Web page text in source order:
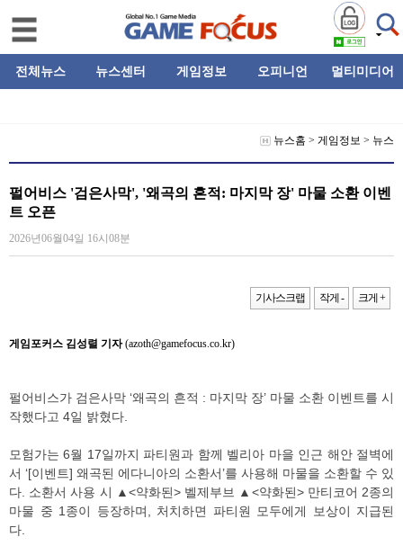
전체뉴스 뉴스센터 게임정보 오피니언 멀티미디어
뉴스홈 > 게임정보 > 뉴스
펄어비스 '검은사막', '왜곡의 흔적: 마지막 장' 마물 소환 이벤
트 오픈
2026년06월04일 16시08분
기사스크랩 작게 - 크게 +
게임포커스 김성렬 기자(azoth@gamefocus.co.kr)
펄어비스가 검은사막 ‘왜곡의 흔적 : 마지막 장’ 마물 소환 이벤트를 시
작했다고 4일 밝혔다.
모험가는 6월 17일까지 파티원과 함께 벨리아 마을 인근 해안 절벽에
서 ‘[이벤트] 왜곡된 에다니아의 소환서’를 사용해 마물을 소환할 수 있
다. 소환서 사용 시 ▲<약화된> 벨제부브 ▲<약화된> 만티코어 2종의
마물 중 1종이 등장하며, 처치하면 파티원 모두에게 보상이 지급된
다.